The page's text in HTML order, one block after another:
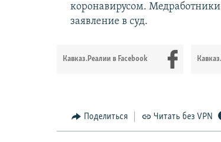
коронавирусом.
заявление в суд.
Кавказ.Реалии в Facebook
Поделиться Читать без VPN